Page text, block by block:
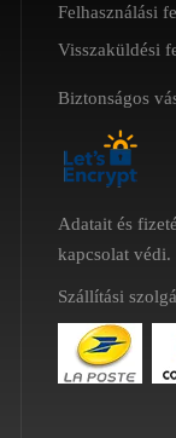
Felhasználási
Visszaküldési
Biztonságos
Adatait és
kapcsolat védi.
Szállítási